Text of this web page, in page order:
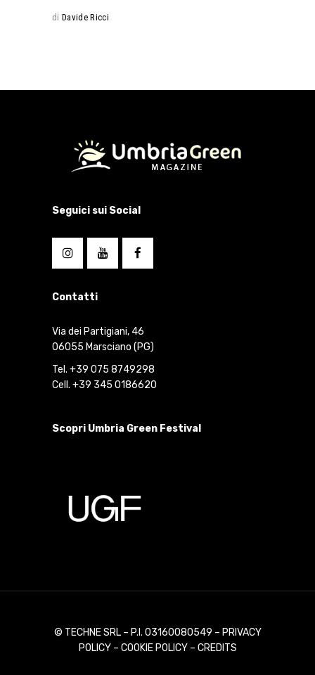
di Davide Ricci
Seguici sui Social
Contatti
Via dei Partigiani, 46
06055 Marsciano (PG)
Tel. +39 075 8749298
Cell. +39 345 0186620
Scopri Umbria Green Festival
© TECHNE SRL – P.I. 03160080549 – PRIVACY
POLICY – COOKIE POLICY– CREDITS